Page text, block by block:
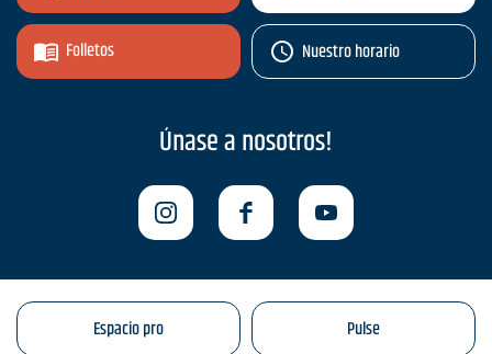
Folletos Nuestro horario
Únase a nosotros!
Espacio pro Pulse